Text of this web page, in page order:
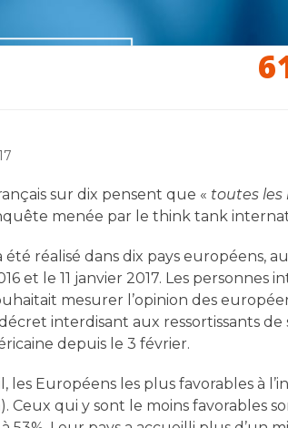
La
sur dix pensent que « toutes
menée par le think tank
été réalisé dans dix pays européens,
et le 11 janvier 2017. Les
mesurer l’opinion des
interdisant aux ressortissants
depuis le 3 février.
les Européens les plus favorables à
Ceux qui y sont le moins favorables